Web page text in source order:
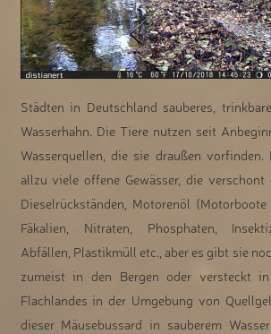
Städten in Deutschland sauberes,
Wasserhahn. Die Tiere nutzen seit
Wasserquellen, die sie draußen
allzu viele offene Gewässer, die
Dieselrückständen, Motorenöl
Fäkalien, Nitraten, Phosphaten,
Abfällen, Plastikmüll etc., aber es gibt sie
zumeist in den Bergen oder versteckt
Flachlandes in der Umgebung von
dieser Mäusebussard in sauberem